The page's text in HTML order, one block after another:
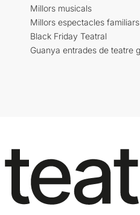
Millors musicals
Millors espectacles familiars
Black Friday Teatral
Guanya entrades de teatre